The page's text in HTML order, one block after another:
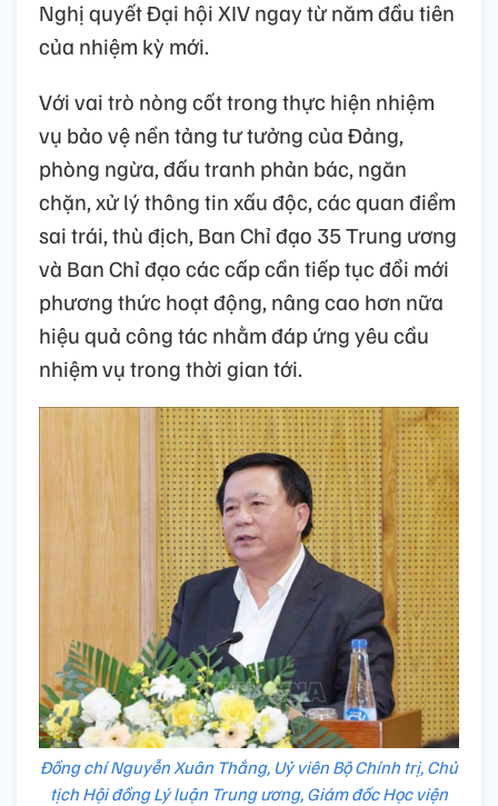
Nghị quyết Đại hội XIV ngay từ năm đầu tiên
của nhiệm kỳ mới.
Với vai trò nòng cốt trong thực hiện nhiệm
vụ bảo vệ nền tảng tư tưởng của Đảng,
phòng ngừa, đấu tranh phản bác, ngăn
chặn, xử lý thông tin xấu độc, các quan điểm
sai trái, thù địch, Ban Chỉ đạo 35 Trung ương
và Ban Chỉ đạo các cấp cần tiếp tục đổi mới
phương thức hoạt động, nâng cao hơn nữa
hiệu quả công tác nhằm đáp ứng yêu cầu
nhiệm vụ trong thời gian tới.
Đồng chí Nguyễn Xuân Thắng, Uỷ viên Bộ Chính trị, Chủ
tịch Hội đồng Lý luận Trung ương, Giám đốc Học viện